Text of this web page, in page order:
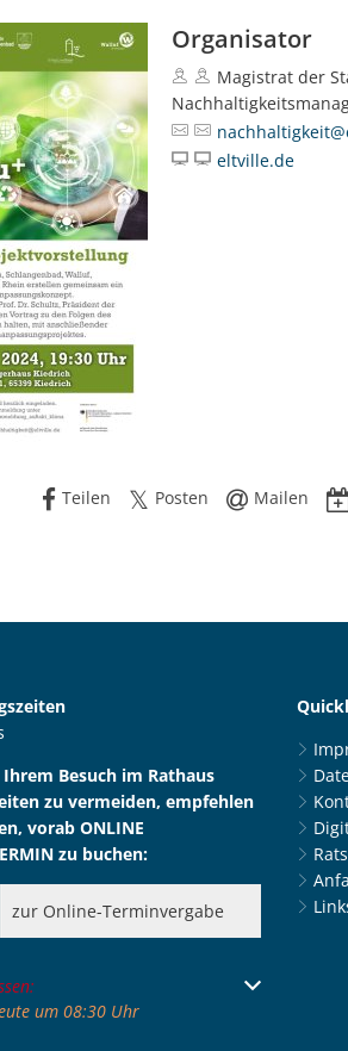
Organisator
Magistrat der
eltville.de
Teilen Posten Mailen
Besuch im Rathaus
zu vermeiden, empfehlen
vorab ONLINE
zu buchen:
zur Online-Terminvergabe
um weitere Öffnungs- oder Schließzeiten
um 08:30 Uhr